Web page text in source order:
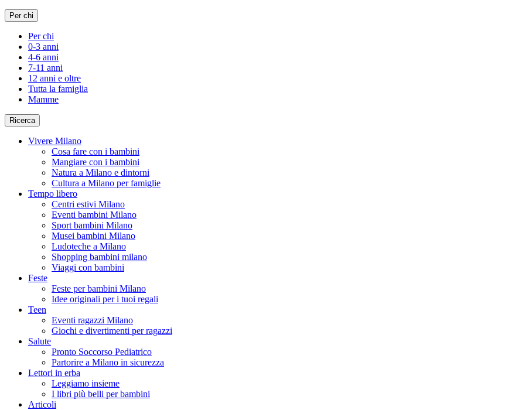
Per chi
Per chi
0-3 anni
4-6 anni
7-11 anni
12 anni e oltre
Tutta la famiglia
Mamme
Ricerca
Vivere Milano
Cosa fare con i bambini
Mangiare con i bambini
Natura a Milano e dintorni
Cultura a Milano per famiglie
Tempo libero
Centri estivi Milano
Eventi bambini Milano
Sport bambini Milano
Musei bambini Milano
Ludoteche a Milano
Shopping bambini milano
Viaggi con bambini
Feste
Feste per bambini Milano
Idee originali per i tuoi regali
Teen
Eventi ragazzi Milano
Giochi e divertimenti per ragazzi
Salute
Pronto Soccorso Pediatrico
Partorire a Milano in sicurezza
Lettori in erba
Leggiamo insieme
I libri più belli per bambini
Articoli